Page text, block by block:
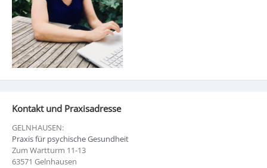
Kontakt und Praxisadresse
GELNHAUSEN:
Praxis für psychische Gesundheit
Zum Wartturm 11-13
63571 Gelnhausen